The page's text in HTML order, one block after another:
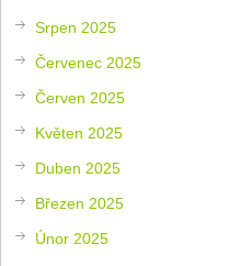
Srpen 2025
Červenec 2025
Červen 2025
Květen 2025
Duben 2025
Březen 2025
Únor 2025